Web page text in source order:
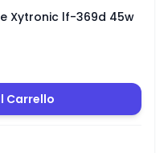
Xytronic lf-369d 45w
Carrello